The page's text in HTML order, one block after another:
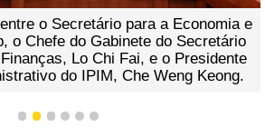
o Secretário para a Economia e
o Chefe do Gabinete do Secretário
Lo Chi Fai, e o Presidente
do IPIM, Che Weng Keong.
1 2 3 4 5 6